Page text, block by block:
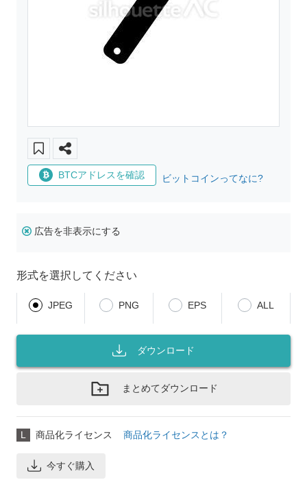
BTCアドレスを確認 ビットコインってなに?
広告を非表示にする
形式を選択してください
JPEG PNG EPS ALL
ダウンロード
まとめてダウンロード
L 商品化ライセンス 商品化ライセンスとは？
今すぐ購入